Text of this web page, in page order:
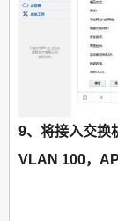
9、将接入交换
VLAN 100，